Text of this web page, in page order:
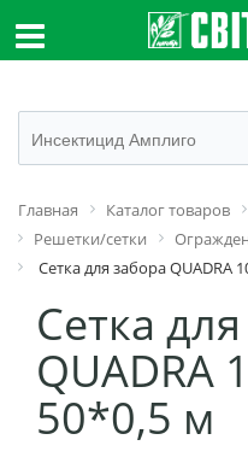
Главная Каталог товаров
Решетки/сетки
Сетка для забора QUADRA
Сетка
QUADRA
50*0,5 м